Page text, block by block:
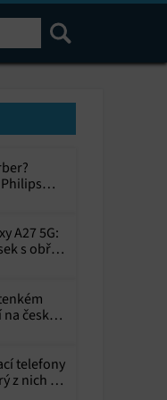
A27 5G:
s obřím
český
telefony
z nich si
vaší